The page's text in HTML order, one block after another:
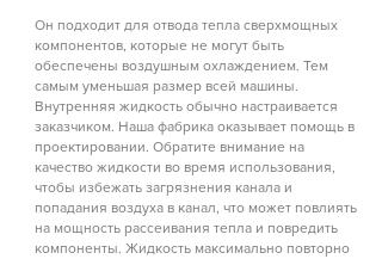
Он подходит для отвода тепла сверхмощных
компонентов, которые не могут быть
обеспечены воздушным охлаждением. Тем
самым уменьшая размер всей машины.
Внутренняя жидкость обычно настраивается
заказчиком. Наша фабрика оказывает помощь в
проектировании. Обратите внимание на
качество жидкости во время использования,
чтобы избежать загрязнения канала и
попадания воздуха в канал, что может повлиять
на мощность рассеивания тепла и повредить
компоненты. Жидкость максимально повторно